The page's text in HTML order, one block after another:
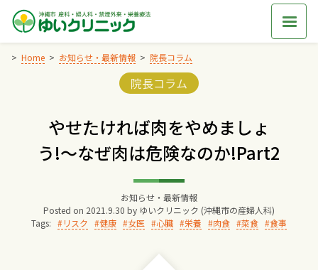
Skip
content
Home お知らせ・最新情報 院長コラム
Categories:
院長コラム
やせたければ肉をやめましょ
う!〜なぜ肉は危険なのか!Part2
お知らせ・最新情報
Posted on 2021.9.30 by ゆいクリニック (沖縄市の産婦人科)
Tags:
リスク 健康 女医 心臓 栄養 肉食 菜食 食事
交通アクセス
院長からのごあいさつ
ゆいクリニックの経営理念
診療料金